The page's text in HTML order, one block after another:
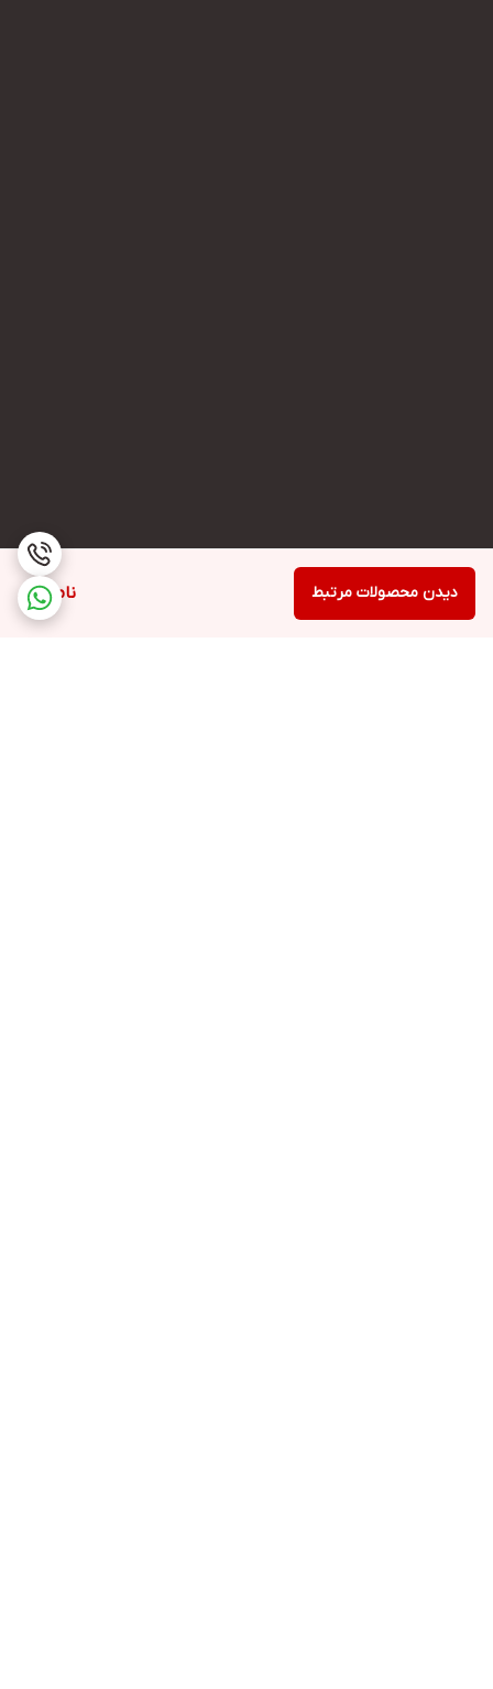
ناموجود دیدن محصولات مرتبط